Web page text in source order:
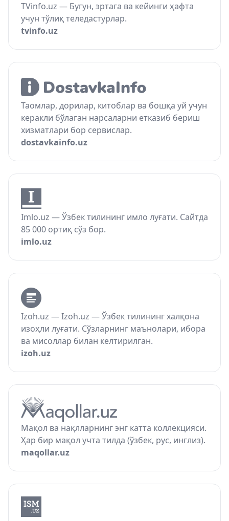
TVinfo.uz — Бугун, эртага ва кейинги ҳафта
учун тўлиқ теледастурлар.
tvinfo.uz
Таомлар, дорилар, китоблар ва бошқа уй учун
керакли бўлаган нарсаларни етказиб бериш
хизматлари бор сервислар.
dostavkainfo.uz
Imlo.uz — Ўзбек тилининг имло луғати. Сайтда
85 000 ортиқ сўз бор.
imlo.uz
Izoh.uz — Izoh.uz — Ўзбек тилининг халқона
изоҳли луғати. Сўзларнинг маънолари, ибора
ва мисоллар билан келтирилган.
izoh.uz
Мақол ва нақлларнинг энг катта коллекцияси.
Ҳар бир мақол учта тилда (ўзбек, рус, инглиз).
maqollar.uz